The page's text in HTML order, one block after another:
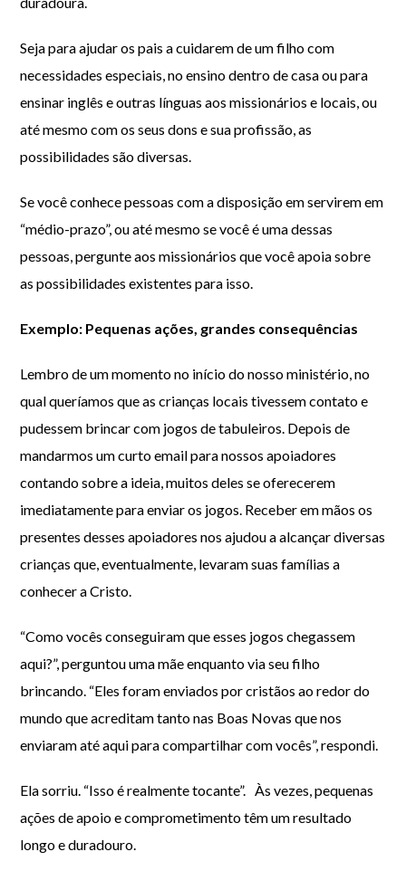
Seja para ajudar os pais a cuidarem de um filho com
necessidades especiais, no ensino dentro de casa ou para
ensinar inglês e outras línguas aos missionários e locais, ou
até mesmo com os seus dons e sua profissão, as
possibilidades são diversas.
Se você conhece pessoas com a disposição em servirem em
“médio-prazo”, ou até mesmo se você é uma dessas
pessoas, pergunte aos missionários que você apoia sobre
as possibilidades existentes para isso.
Exemplo: Pequenas ações, grandes consequências
Lembro de um momento no início do nosso ministério, no
qual queríamos que as crianças locais tivessem contato e
pudessem brincar com jogos de tabuleiros. Depois de
mandarmos um curto email para nossos apoiadores
contando sobre a ideia, muitos deles se oferecerem
imediatamente para enviar os jogos. Receber em mãos os
presentes desses apoiadores nos ajudou a alcançar diversas
crianças que, eventualmente, levaram suas famílias a
conhecer a Cristo.
“Como vocês conseguiram que esses jogos chegassem
aqui?”, perguntou uma mãe enquanto via seu filho
brincando. “Eles foram enviados por cristãos ao redor do
mundo que acreditam tanto nas Boas Novas que nos
enviaram até aqui para compartilhar com vocês”, respondi.
Ela sorriu. “Isso é realmente tocante”. Às vezes, pequenas
ações de apoio e comprometimento têm um resultado
longo e duradouro.